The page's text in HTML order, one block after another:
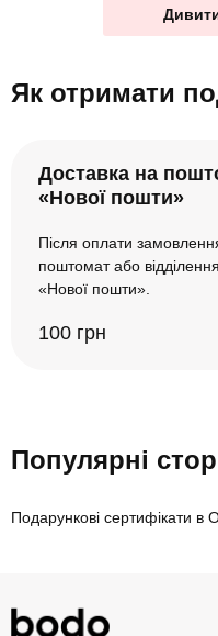
Як отримати
Доставка на
«Нової пошти»
Після оплати
поштомат або
«Нової пошти».
100 грн
Популярні
Подарункові сертифікати в